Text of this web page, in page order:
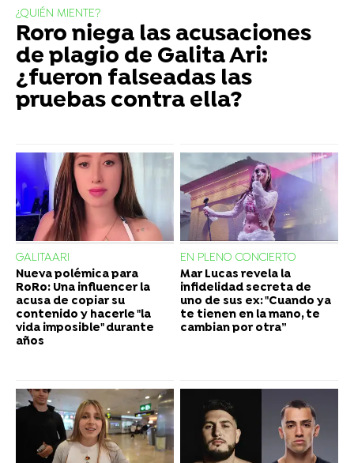
¿QUIÉN MIENTE?
Roro niega las acusaciones
de plagio de Galita Ari:
¿fueron falseadas las
pruebas contra ella?
GALITAARI
Nueva polémica para
RoRo: Una influencer la
acusa de copiar su
contenido y hacerle "la
vida imposible" durante
años
EN PLENO CONCIERTO
Mar Lucas revela la
infidelidad secreta de
uno de sus ex: "Cuando ya
te tienen en la mano, te
cambian por otra”